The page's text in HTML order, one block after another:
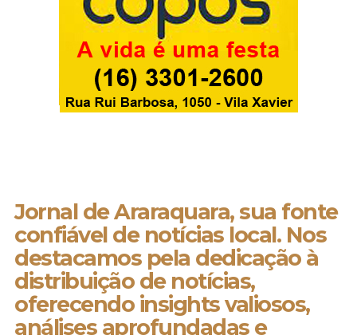
Jornal de Araraquara, sua fonte
confiável de notícias local. Nos
destacamos pela dedicação à
distribuição de notícias,
oferecendo insights valiosos,
análises aprofundadas e